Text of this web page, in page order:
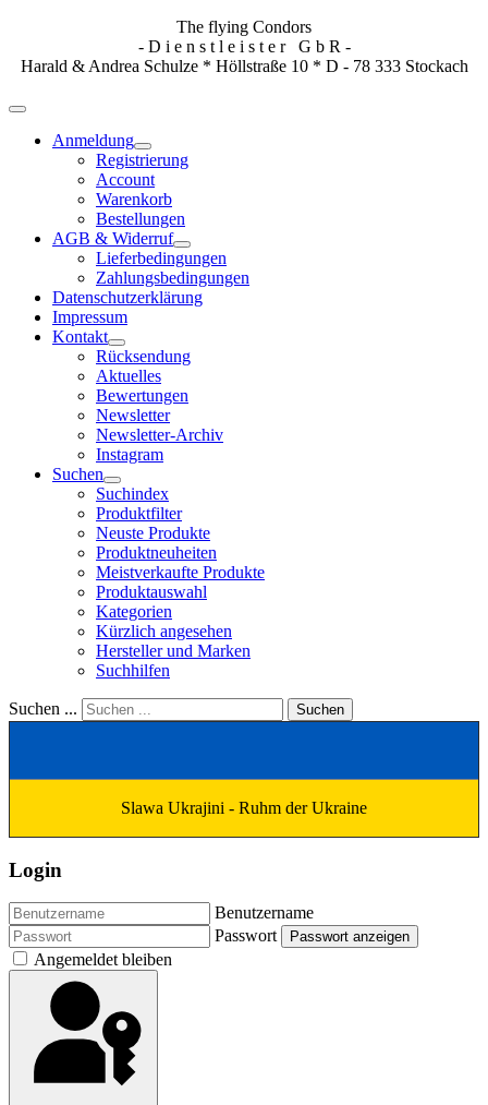
The flying Condors
- D i e n s t l e i s t e r G b R -
Harald & Andrea Schulze * Höllstraße 10 * D - 78 333 Stockach
Anmeldung
Registrierung
Account
Warenkorb
Bestellungen
AGB & Widerruf
Lieferbedingungen
Zahlungsbedingungen
Datenschutzerklärung
Impressum
Kontakt
Rücksendung
Aktuelles
Bewertungen
Newsletter
Newsletter-Archiv
Instagram
Suchen
Suchindex
Produktfilter
Neuste Produkte
Produktneuheiten
Meistverkaufte Produkte
Produktauswahl
Kategorien
Kürzlich angesehen
Hersteller und Marken
Suchhilfen
Suchen ... Suchen
Slawa Ukrajini - Ruhm der Ukraine
Login
Benutzername
Passwort
Passwort anzeigen
Angemeldet bleiben